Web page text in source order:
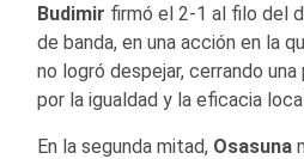
Budimir firmó el 2-1 al filo del
de banda, en una acción en la
no logró despejar, cerrando
por la igualdad y la eficacia
En la segunda mitad, Osasuna